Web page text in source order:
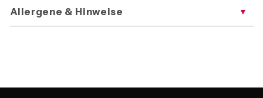
Allergene & Hinweise ▼